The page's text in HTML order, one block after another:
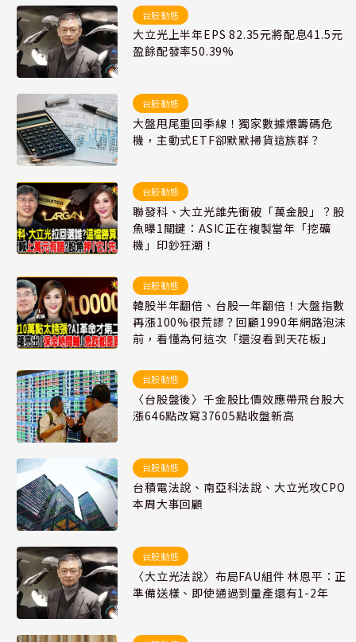
台股動態
大立光上半年EPS 82.35元將配息41.5元
盈餘配發率50.39%
台股動態
大盤甩尾重回季線！獨家數據爆籌碼危
機，主動式ETF卻默默掃貨這族群？
台股動態
聯發科、大立光誰先衝破「萬金股」？股
魚曝1關鍵：ASIC正在複製當年「挖礦
機」印鈔狂潮！
台股動態
韓股半年翻倍、台股一年翻倍！大盤指數
再漲100%很荒謬？回顧1990年網路泡沫
前，看懂為何這次「還沒看到天花板」
台股動態
〈台股盤後〉千金股比價效應帶飛台股大
漲646點改寫37605點收盤新高
台股動態
台積電法說、南亞科法說、大立光攻CPO
本周大事回顧
台股動態
〈大立光法說〉布局FAU組件 林恩平：正
準備送樣、即使通過到量產還有1-2年